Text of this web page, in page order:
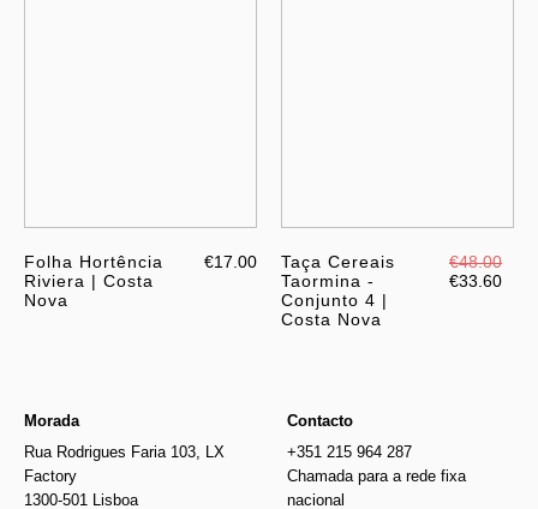
Folha Hortência
Riviera | Costa
Nova
€17.00
Taça Cereais
Taormina -
Conjunto 4 |
Costa Nova
€48.00
€33.60
Morada
Rua Rodrigues Faria 103, LX
Factory
1300-501 Lisboa
Contacto
+351 215 964 287
Chamada para a rede fixa
nacional